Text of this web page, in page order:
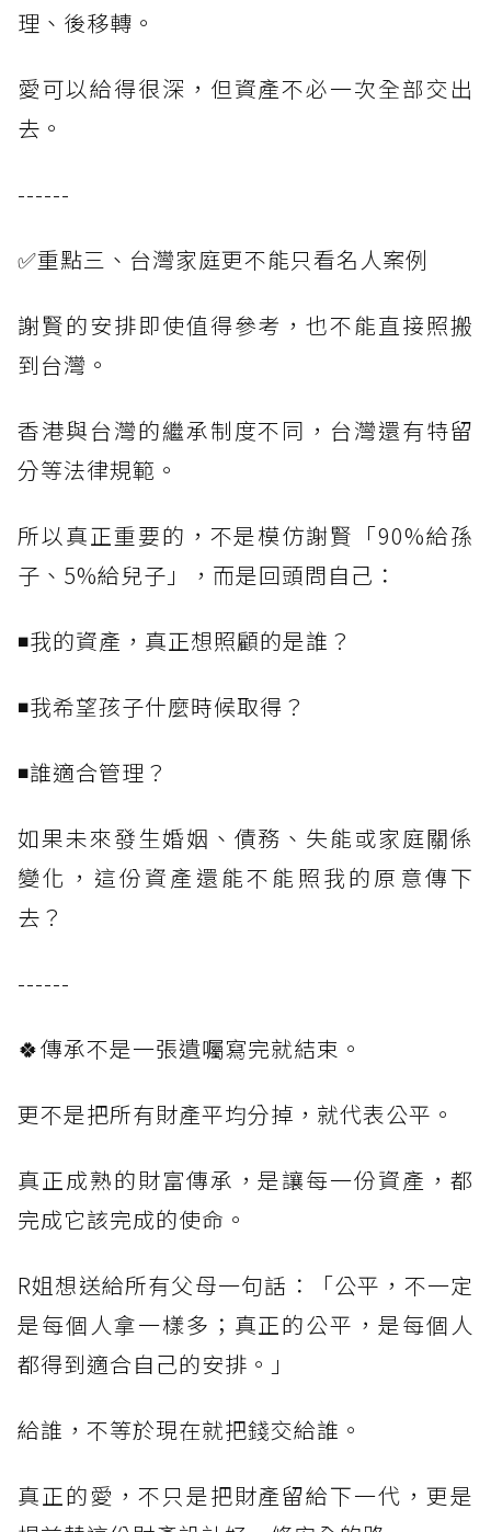
理、後移轉。
愛可以給得很深，但資產不必一次全部交出
去。
------
✅重點三、台灣家庭更不能只看名人案例
謝賢的安排即使值得參考，也不能直接照搬
到台灣。
香港與台灣的繼承制度不同，台灣還有特留
分等法律規範。
所以真正重要的，不是模仿謝賢「90%給孫
子、5%給兒子」，而是回頭問自己：
◾我的資產，真正想照顧的是誰？
◾我希望孩子什麼時候取得？
◾誰適合管理？
如果未來發生婚姻、債務、失能或家庭關係
變化，這份資產還能不能照我的原意傳下
去？
------
🍀傳承不是一張遺囑寫完就結束。
更不是把所有財產平均分掉，就代表公平。
真正成熟的財富傳承，是讓每一份資產，都
完成它該完成的使命。
R姐想送給所有父母一句話：「公平，不一定
是每個人拿一樣多；真正的公平，是每個人
都得到適合自己的安排。」
給誰，不等於現在就把錢交給誰。
真正的愛，不只是把財產留給下一代，更是